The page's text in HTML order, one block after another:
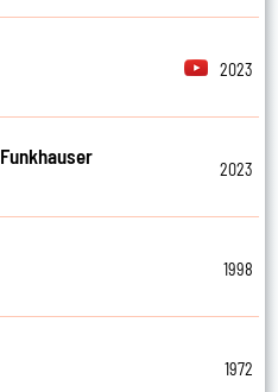
2023
2023
1998
1972